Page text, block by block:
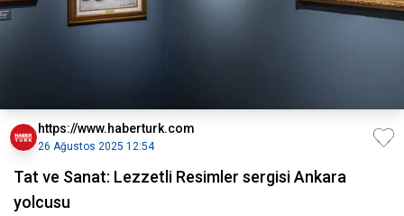
https://www.haberturk.com
26 Ağustos 2025 12:54
Tat ve Sanat: Lezzetli Resimler sergisi Ankara
yolcusu